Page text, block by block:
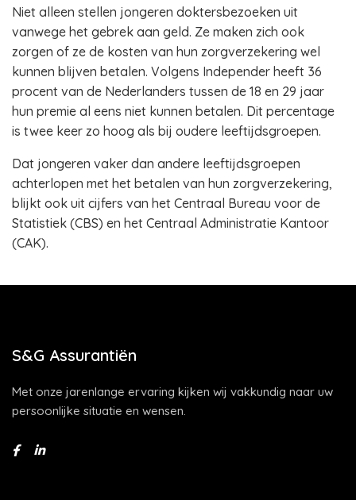
Niet alleen stellen jongeren doktersbezoeken uit
vanwege het gebrek aan geld. Ze maken zich ook
zorgen of ze de kosten van hun zorgverzekering wel
kunnen blijven betalen. Volgens Independer heeft 36
procent van de Nederlanders tussen de 18 en 29 jaar
hun premie al eens niet kunnen betalen. Dit percentage
is twee keer zo hoog als bij oudere leeftijdsgroepen.
Dat jongeren vaker dan andere leeftijdsgroepen
achterlopen met het betalen van hun zorgverzekering,
blijkt ook uit cijfers van het Centraal Bureau voor de
Statistiek (CBS) en het Centraal Administratie Kantoor
(CAK).
S&G Assurantiën
Met onze jarenlange ervaring kijken wij vakkundig naar uw
persoonlijke situatie en wensen.